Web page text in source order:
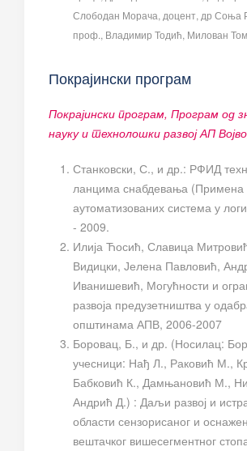
Слободан Морача, доцент, др Соња
проф., Владимир Тодић, Милован
Покрајински програм
Покрајински програм, Програм од
науку и технолошки развој АП
Станковски, С., и др.: РФИД
ланцима снабдевања (Примена
аутоматизованих система у
- 2009.
Илија Ћосић, Славица
Видицки, Јелена Павловић,
Иванишевић, Могућности и
развоја предузетништва у
општинама АПВ, 2006-2007
Боровац, Б., и др. (Носилац:
учесници: Нађ Л., Раковић М.,
Бабковић К., Дамњановић М.,
Андрић Д.) : Даљи развој и
области сензорисаног и
вештачког вишесегментног